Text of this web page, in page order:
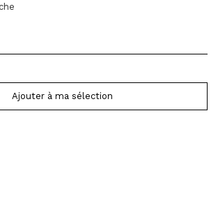
Ajouter à ma sélection